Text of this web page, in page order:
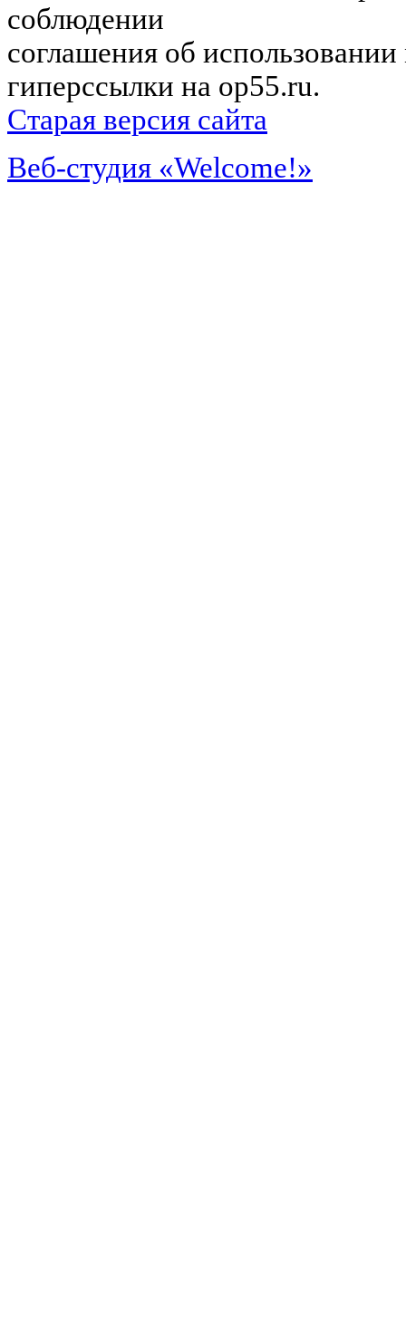
соблюдении
соглашения об
гиперссылки на op55.ru.
Старая версия сайта
Веб-студия «Welcome!»